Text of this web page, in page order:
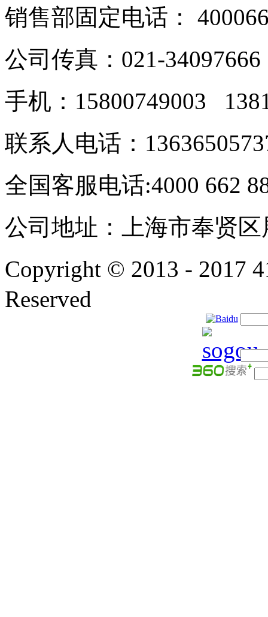
销售部固定电话：
公司传真：021-34097666
手机：15800749003
联系人电话：
全国客服电话:4000 662
公司地址：上海市奉贤区
Copyright © 2013 - 2017
Reserved